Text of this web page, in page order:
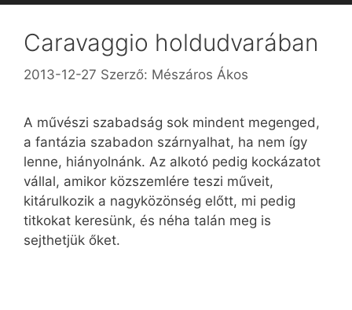
Caravaggio holdudvarában
2013-12-27 Szerző: Mészáros Ákos
A művészi szabadság sok mindent megenged,
a fantázia szabadon szárnyalhat, ha nem így
lenne, hiányolnánk. Az alkotó pedig kockázatot
vállal, amikor közszemlére teszi műveit,
kitárulkozik a nagyközönség előtt, mi pedig
titkokat keresünk, és néha talán meg is
sejthetjük őket.